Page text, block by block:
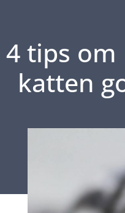
4 tips om
katten